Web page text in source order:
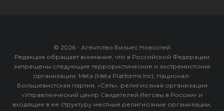
© 2026 - Агентство Бизнес Новостей
Редакция обращает внимание, что в Российской Федерации
запрещены следующие террористические и экстремистские
организации: Meta (Meta Platforms Inc), Национал-
Большевистская партия, «Сеть», религиозная организация
«Управленческий центр Свидетелей Иеговы в России» и
входящие в ее структуру местные религиозные организации,